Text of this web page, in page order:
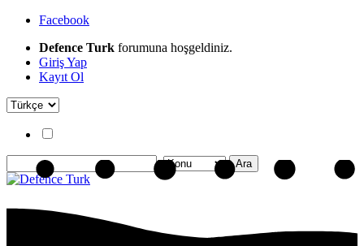
Facebook
Defence Turk forumuna hoşgeldiniz.
Giriş Yap
Kayıt Ol